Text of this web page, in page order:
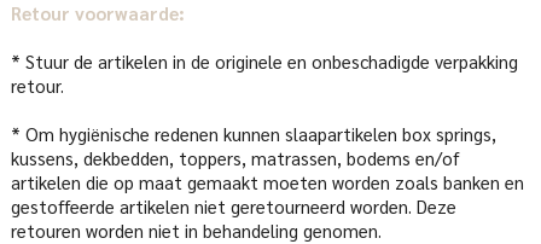
Retour voorwaarde:
* Stuur de artikelen in de originele en onbeschadigde verpakking
retour.
* Om hygiënische redenen kunnen slaapartikelen box springs,
kussens, dekbedden, toppers, matrassen, bodems en/of
artikelen die op maat gemaakt moeten worden zoals banken en
gestoffeerde artikelen niet geretourneerd worden. Deze
retouren worden niet in behandeling genomen.